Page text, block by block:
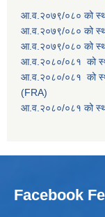
आ.व.२०७९/०८० को
आ.व.२०७९/०८० को
आ.व.२०७९/०८० को
आ.व.२०८०/०८१ को
आ.व.२०८०/०८१ को
(FRA)
आ.व.२०८०/०८१ को
Facebook